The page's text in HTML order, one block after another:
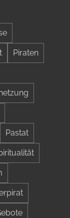
Piraten
Pastat